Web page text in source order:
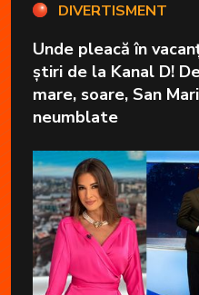
DIVERTISMENT
Unde pleacă în
știri de la Kanal D!
mare, soare, San
neumblate